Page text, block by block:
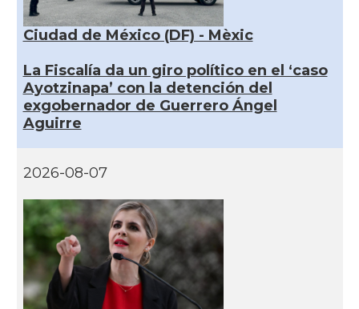
Ciudad de México (DF) - Mèxic
La Fiscalía da un giro político en el ‘caso
Ayotzinapa’ con la detención del
exgobernador de Guerrero Ángel
Aguirre
2026-08-07